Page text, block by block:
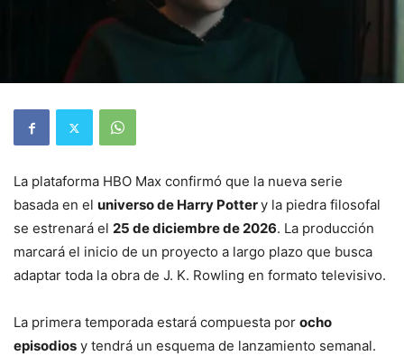
La plataforma HBO Max confirmó que la nueva serie
basada en el universo de Harry Pottery la piedra filosofal
se estrenará el 25 de diciembre de 2026. La producción
marcará el inicio de un proyecto a largo plazo que busca
adaptar toda la obra de J. K. Rowling en formato televisivo.
La primera temporada estará compuesta por ocho
episodios y tendrá un esquema de lanzamiento semanal.